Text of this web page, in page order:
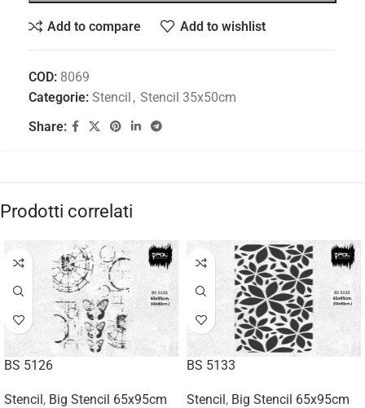
Add to compare Add to wishlist
COD: 8069
Categorie: Stencil , Stencil 35x50cm
Share:
Prodotti correlati
BS 5126
Stencil, Big Stencil 65x95cm
BS 5133
Stencil, Big Stencil 65x95cm